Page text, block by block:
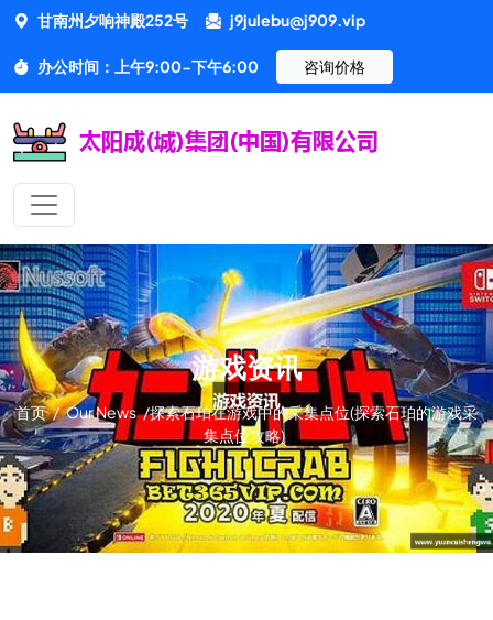
甘南州夕响神殿252号 j9julebu@j909.vip
办公时间：上午9:00-下午6:00 咨询价格
游戏资讯
首页 / Our News /探索石珀在游戏中的采集点位(探索石珀的游戏采
集点位攻略)